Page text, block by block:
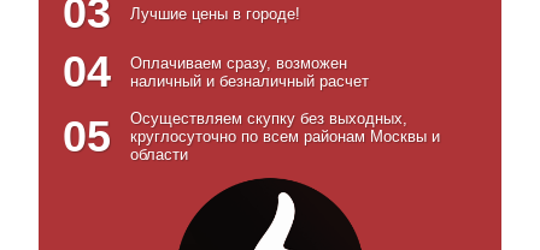
03 Лучшие цены в городе!
04
Оплачиваем сразу, возможен
наличный и безналичный расчет
05
Осуществляем скупку без выходных,
круглосуточно по всем районам Москвы и
области